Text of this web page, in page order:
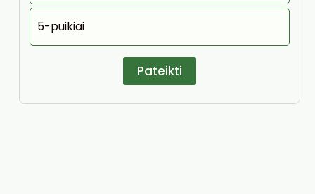
5-puikiai